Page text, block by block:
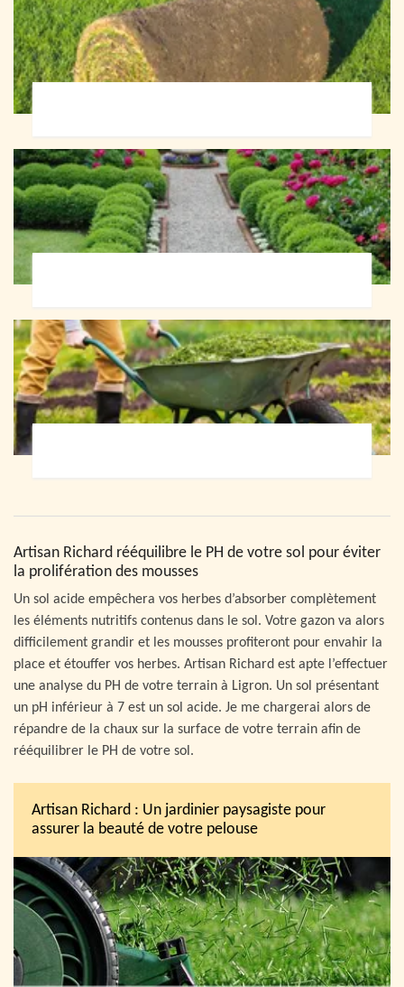
Artisan Richard rééquilibre le PH de votre sol pour éviter
la prolifération des mousses
Un sol acide empêchera vos herbes d’absorber complètement
les éléments nutritifs contenus dans le sol. Votre gazon va alors
difficilement grandir et les mousses profiteront pour envahir la
place et étouffer vos herbes. Artisan Richard est apte l’effectuer
une analyse du PH de votre terrain à Ligron. Un sol présentant
un pH inférieur à 7 est un sol acide. Je me chargerai alors de
répandre de la chaux sur la surface de votre terrain afin de
rééquilibrer le PH de votre sol.
Artisan Richard : Un jardinier paysagiste pour
assurer la beauté de votre pelouse